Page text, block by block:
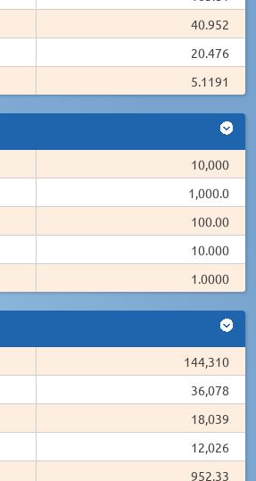
40.952
20.476
5.1191
10,000
1,000.0
100.00
10.000
1.0000
144,310
36,078
18,039
12,026
952.33